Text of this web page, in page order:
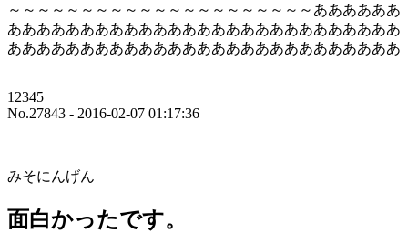
～～～～～～～～～～～～～～～～～～～～～ああああああ
あああああああああああああああああああああああああああ
あああああああああああああああああああああああああああ
12345
No.27843 - 2016-02-07 01:17:36
みそにんげん
面白かったです。